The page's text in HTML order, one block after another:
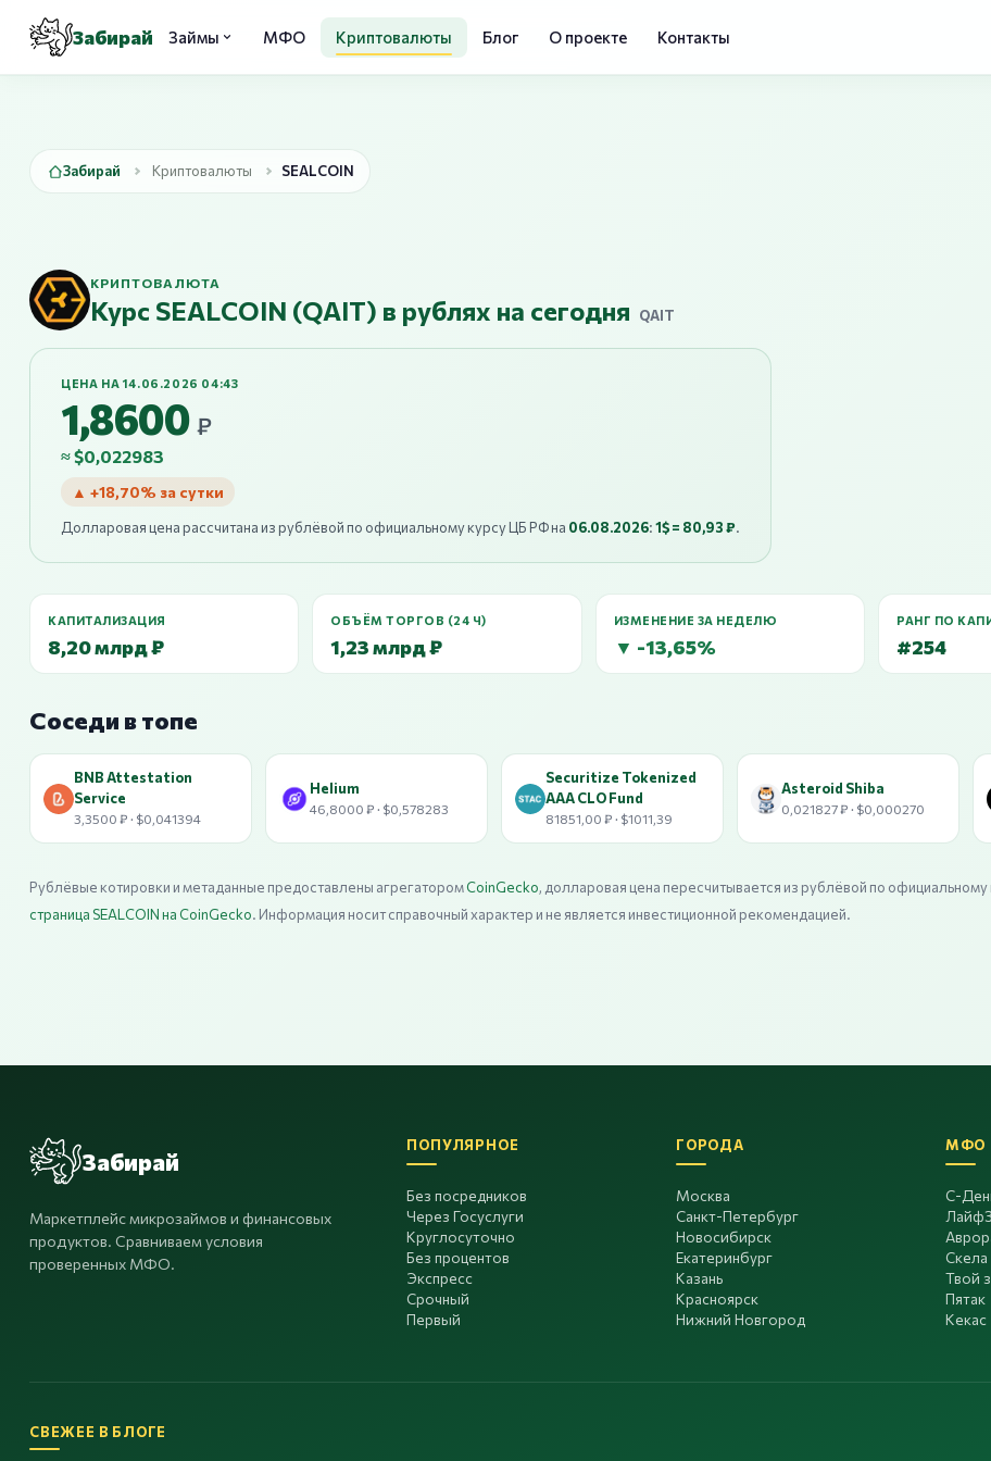
Забирай Займы МФО Криптовалюты Блог О проекте Контакты
Забирай Криптовалюты SEALCOIN
КРИПТОВАЛЮТА
Курс SEALCOIN (QAIT) в рублях на сегодня QAIT
ЦЕНА НА 14.06.2026 04:43
1,8600 ₽
≈ $0,022983
▲ +18,70% за сутки
Долларовая цена рассчитана из рублёвой по официальному курсу ЦБ РФ на 06.08.2026:1$ = 80,93 ₽.
КАПИТАЛИЗАЦИЯ
8,20 млрд ₽
ОБЪЁМ ТОРГОВ (24 Ч)
1,23 млрд ₽
ИЗМЕНЕНИЕ ЗА НЕДЕЛЮ
▼ -13,65%
РАНГ ПО
#254
Соседи в топе
BNB Attestation
Service
3,3500 ₽ · $0,041394
Helium
46,8000 ₽ · $0,578283
Securitize Tokenized
AAA CLO Fund
81851,00 ₽ · $1011,39
Asteroid Shiba
0,021827 ₽ · $0,000270
Рублёвые котировки и метаданные предоставлены агрегаторомCoinGecko, долларовая цена пересчитывается из рублёвой по
страница SEALCOIN на CoinGecko. Информация носит справочный характер и не является инвестиционной рекомендацией.
Забирай
Маркетплейс микрозаймов и финансовых
продуктов. Сравниваем условия
проверенных МФО.
ПОПУЛЯРНОЕ
Без посредников
Через Госуслуги
Круглосуточно
Без процентов
Экспресс
Срочный
Первый
ГОРОДА
Москва
Санкт-Петербург
Новосибирск
Екатеринбург
Казань
Красноярск
Нижний Новгород
МФО
С-
Твой
Пятак
Кекас
СВЕЖЕЕ В БЛОГЕ